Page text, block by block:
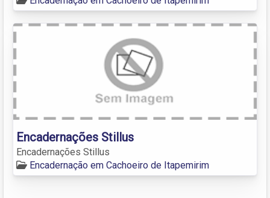
Encadernações Stillus
Encadernações Stillus
Encadernação em Cachoeiro de Itapemirim